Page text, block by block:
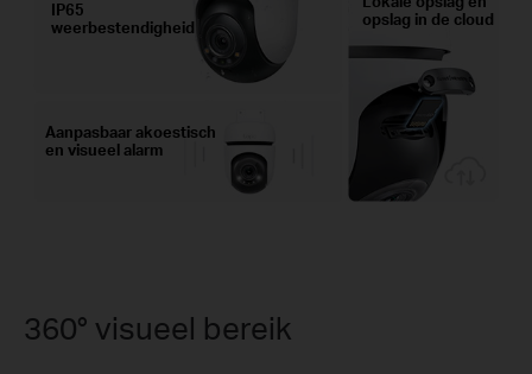
opslag in de cloud
Aanpasbaar akoestisch
en visueel alarm
IP65
weerbestendigheid
360° visueel bereik